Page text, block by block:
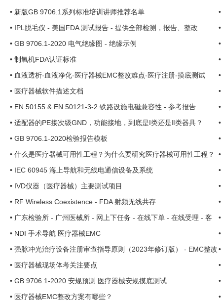
• 新版GB 9706.1系列标准培训讲师推荐名单
• IPL脱毛仪 - 美国FDA 测试报告 - 提供全部检测，报告、整改
• GB 9706.1-2020 电气绝缘图 - 绝缘示例
• 制氧机FDA认证标准
• 血液透析-血液净化-医疗器械EMC整改难点-医疗注册-摸底测试
• 医疗器械软件描述文档
• EN 50155 & EN 50121-3-2 铁路设施电磁兼容性 - 参考报告
• 适配器的PE接次级GND，功能接地，到底是I类还是Ⅱ类器具？
• GB 9706.1-2020检验报告模板
• 什么是医疗器械可用性工程？为什么要研究医疗器械可用性工程？
...
• IEC 60945 海上导航和无线电通信设备及系统
• IVD仪器（医疗器械）主要测试项目
• RF Wireless Coexistence - FDA 射频无线共存
• 广东检验所 - 广州医械所 - 网上下任务 - 在线下单 - 在线受理 - 客
户服务平台 ...
• NDI 手术导航 医疗器械EMC
• 强脉冲光治疗设备注册审查指导原则（2023年修订版） - EMC整改
- 安规整改 ...
• 医疗器械现场体考关注要点
• GB 9706.1-2020 安规预测 医疗器械安规摸底测试
• 医疗器械EMC整改方案有哪些？